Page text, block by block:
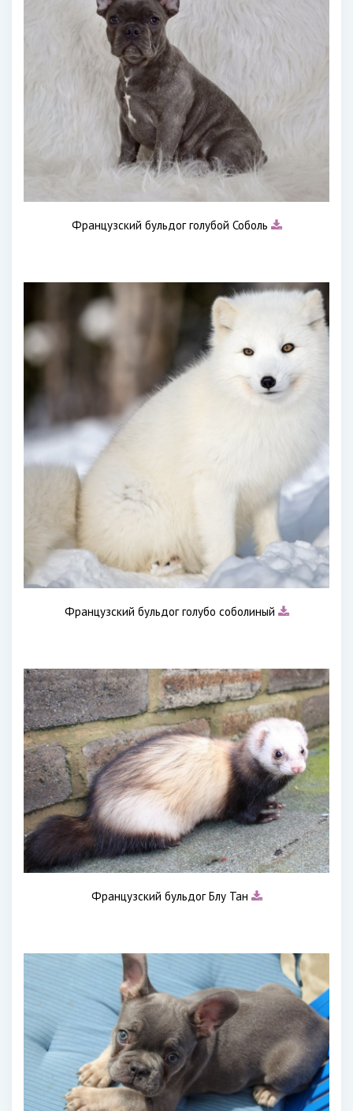
Французский бульдог голубой Соболь
Французский бульдог голубо соболиный
Французский бульдог Блу Тан